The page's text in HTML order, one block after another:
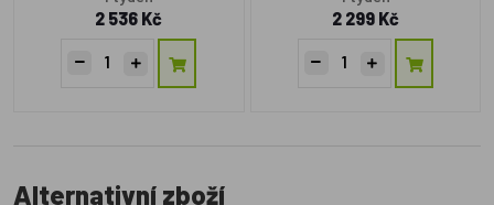
2 536 Kč 2 299 Kč
Alternativní zboží